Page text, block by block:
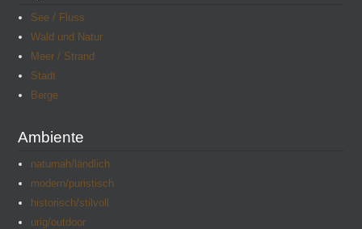
See / Fluss
Wald und Natur
Meer / Strand
Stadt
Berge
Ambiente
naturnah/ländlich
modern/puristisch
historisch/stilvoll
urig/outdoor